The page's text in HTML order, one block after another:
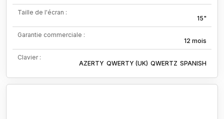
Taille de l'écran :
15"
Garantie commerciale :
12 mois
Clavier :
AZERTY QWERTY (UK) QWERTZ SPANISH